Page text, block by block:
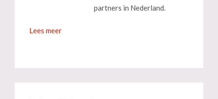
partners in Nederland.
Lees meer